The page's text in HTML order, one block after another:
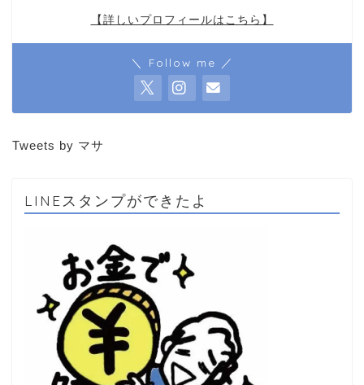
【詳しいプロフィールはこちら】
＼ Follow me ／
Tweets by マサ
LINEスタンプができたよ